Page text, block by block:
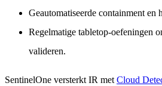
Geautomatiseerde containment en
Regelmatige tabletop-oefeningen
valideren.
SentinelOne versterkt IR metCloud